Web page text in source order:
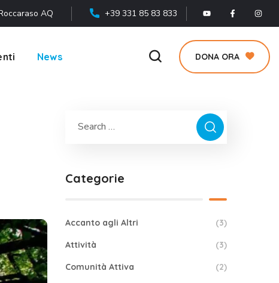
AQ +39 331 85 83 833
News DONA ORA
Categorie
Accanto agli Altri (3)
Attività (3)
Comunità Attiva (2)